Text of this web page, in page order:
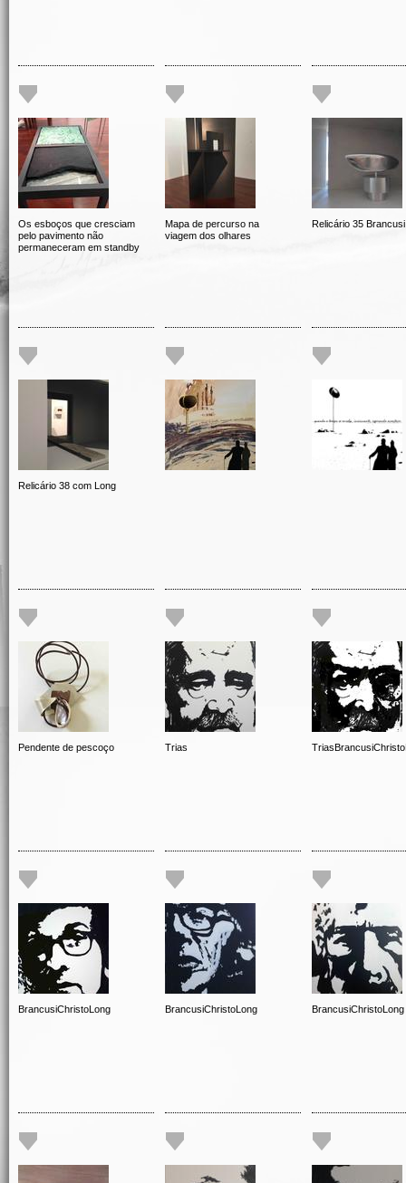
Os esboços que cresciam
pelo pavimento não
permaneceram em standby
Mapa de percurso na
viagem dos olhares
Relicário 35 Brancusi
Relicário 38 com Long
Pendente de pescoço Trias
BrancusiChristoLong BrancusiChristoLong BrancusiChristoLong